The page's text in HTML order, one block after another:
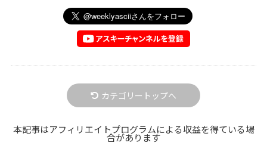
カテゴリートップへ
本記事はアフィリエイトプログラムによる収益を得ている場
合があります